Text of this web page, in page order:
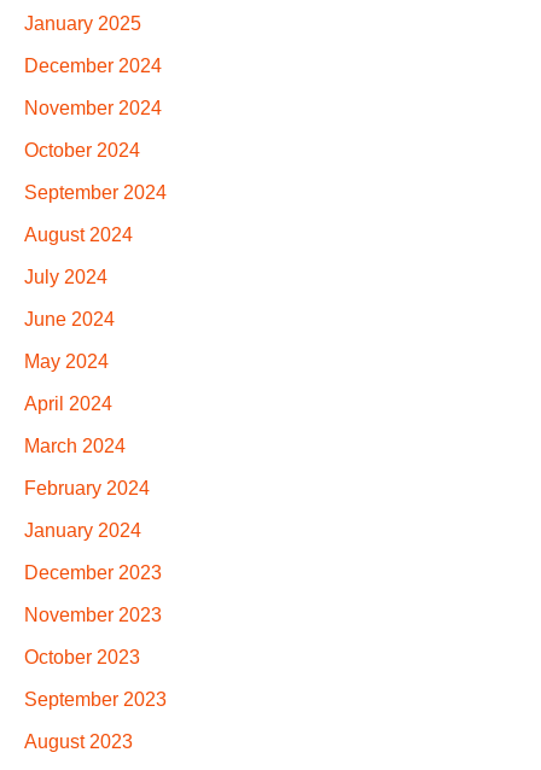
January 2025
December 2024
November 2024
October 2024
September 2024
August 2024
July 2024
June 2024
May 2024
April 2024
March 2024
February 2024
January 2024
December 2023
November 2023
October 2023
September 2023
August 2023